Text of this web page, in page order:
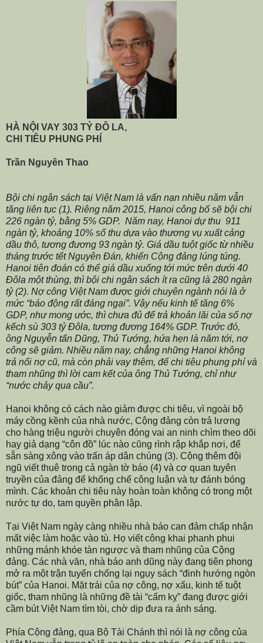
HÀ NỘI VAY 303 TỶ ĐÔ LA,
CHI TIÊU PHUNG PHÍ
Trần Nguyên Thao
Bội chi ngân sách tại Việt Nam là vấn nạn nhiều năm vẫn
tăng liên tục (1). Riêng năm 2015, Hanoi công bố sẽ bội chi
226 ngàn tỷ, bằng 5% GDP. Năm nay, Hanoi dự thu 911
ngàn tỷ, khoảng 10% số thu dựa vào thương vụ xuất cảng
dầu thô, tương đương 93 ngàn tỷ. Giá dầu tuột giốc từ nhiều
tháng trước tết Nguyên Đán, khiến Cộng đảng lúng túng.
Hanoi tiên đoán có thể giá dầu xuống tới mức trên dưới 40
Đôla một thùng, thì bội chi ngân sách ít ra cũng là 280 ngàn
tỷ (2). Nợ công Việt Nam được giới chuyên ngành nói là ở
mức “báo động rất đáng ngại”. Vậy nếu kinh tế tăng 6%
GDP, như mong ước, thì chưa đủ để trả khoản lãi của số nợ
kếch sù 303 tỷ Đôla, tương đương 164% GDP. Trước đó,
ông Nguyễn tấn Dũng, Thủ Tướng, hứa hẹn là năm tới, nợ
công sẽ giảm. Nhiều năm nay, chẳng những Hanoi không
trả nổi nợ cũ, mà còn phải vay thêm, để chi tiêu phung phí và
tham nhũng thì lời cam kết của ông Thủ Tướng, chỉ như
“nước chảy qua cầu”.
Hanoi không có cách nào giảm được chi tiêu, vì ngoài bộ
máy cồng kềnh của nhà nước, Cộng đảng còn trả lương
cho hàng triệu người chuyên đóng vai an ninh chìm theo dõi
hay giả dạng “côn đồ” lúc nào cũng rình rập khắp nơi, để
sẵn sàng xông vào trấn áp dân chúng (3). Cộng thêm đội
ngũ viết thuê trong cả ngàn tờ báo (4) và cơ quan tuyên
truyền của đảng để khống chế công luận và tự đánh bóng
mình. Các khoản chi tiêu này hoàn toàn không có trong một
nước tự do, tam quyền phân lập.
Tại Việt Nam ngày càng nhiều nhà báo can đảm chấp nhận
mất việc làm hoặc vào tù. Họ viết công khai phanh phui
những mánh khóe tàn ngược và tham nhũng của Cộng
đảng. Các nhà văn, nhà báo anh dũng này đang tiên phong
mở ra một trận tuyến chống lại ngụy sách “đinh hướng ngòn
bút” của Hanoi. Mặt trái của nợ công, nợ xấu, kinh tế tuột
giốc, tham nhũng l à những đề tài “cấm kỵ” đang được giới
cầm bút Việt Nam tìm tòi, chờ dịp đưa ra ánh sáng.
Phía Cộng đảng, qua Bộ Tài Chánh thì nói là nợ công của